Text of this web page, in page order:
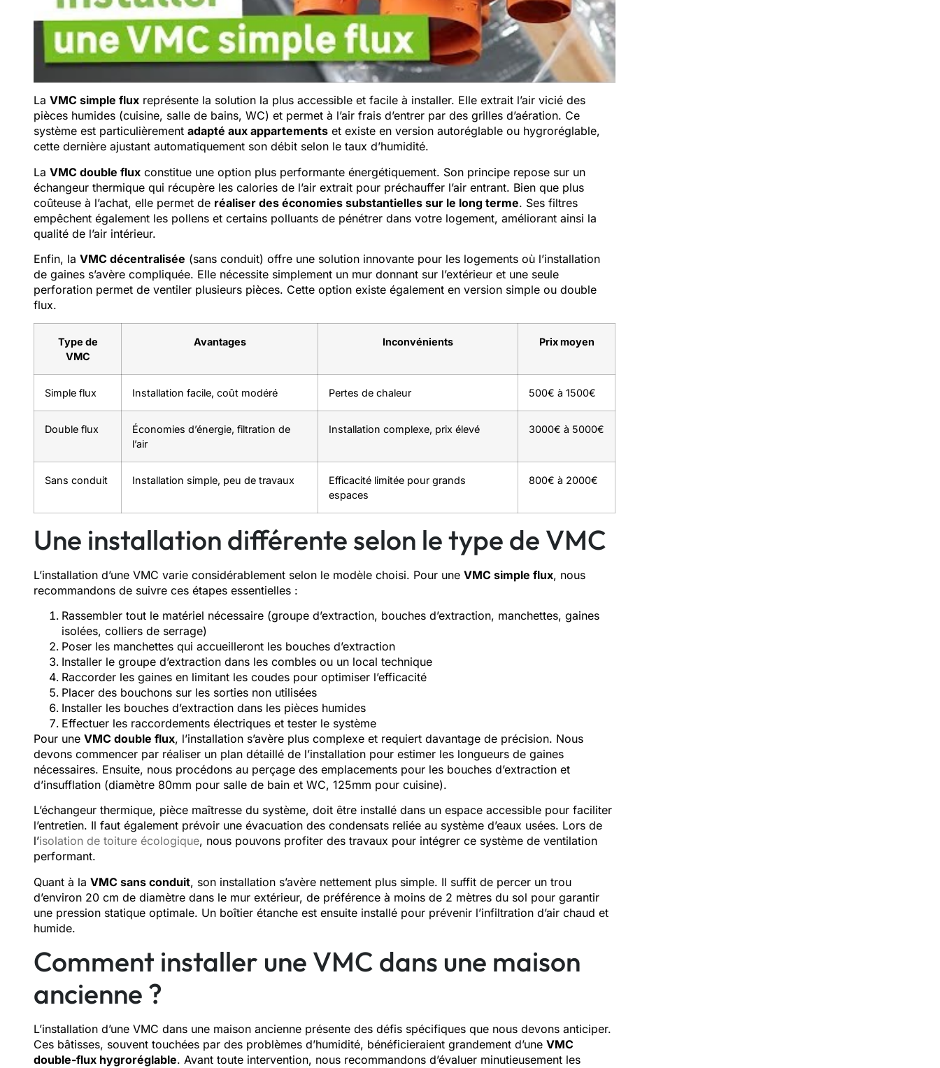
La VMC simple flux représente la solution la plus accessible et facile à installer. Elle extrait l’air vicié des
pièces humides (cuisine, salle de bains, WC) et permet à l’air frais d’entrer par des grilles d’aération. Ce
système est particulièrement adapté aux appartements et existe en version autoréglable ou hygroréglable,
cette dernière ajustant automatiquement son débit selon le taux d’humidité.
La VMC double flux constitue une option plus performante énergétiquement. Son principe repose sur un
échangeur thermique qui récupère les calories de l’air extrait pour préchauffer l’air entrant. Bien que plus
coûteuse à l’achat, elle permet de réaliser des économies substantielles sur le long terme. Ses filtres
empêchent également les pollens et certains polluants de pénétrer dans votre logement, améliorant ainsi la
qualité de l’air intérieur.
Enfin, la VMC décentralisée (sans conduit) offre une solution innovante pour les logements où l’installation
de gaines s’avère compliquée. Elle nécessite simplement un mur donnant sur l’extérieur et une seule
perforation permet de ventiler plusieurs pièces. Cette option existe également en version simple ou double
flux.
Type de
VMC
Avantages Inconvénients Prix moyen
Simple flux Installation facile, coût modéré Pertes de chaleur 500€ à 1500€
Double flux
Économies d’énergie, filtration de
l’air
Installation complexe, prix élevé 3000€ à 5000€
Sans conduit Installation simple, peu de travaux
Efficacité limitée pour grands
espaces
800€ à 2000€
Une installation différente selon le type de VMC
L’installation d’une VMC varie considérablement selon le modèle choisi. Pour une VMC simple flux, nous
recommandons de suivre ces étapes essentielles :
Rassembler tout le matériel nécessaire (groupe d’extraction, bouches d’extraction, manchettes, gaines
isolées, colliers de serrage)
Poser les manchettes qui accueilleront les bouches d’extraction
Installer le groupe d’extraction dans les combles ou un local technique
Raccorder les gaines en limitant les coudes pour optimiser l’efficacité
Placer des bouchons sur les sorties non utilisées
Installer les bouches d’extraction dans les pièces humides
Effectuer les raccordements électriques et tester le système
Pour une VMC double flux, l’installation s’avère plus complexe et requiert davantage de précision. Nous
devons commencer par réaliser un plan détaillé de l’installation pour estimer les longueurs de gaines
nécessaires. Ensuite, nous procédons au perçage des emplacements pour les bouches d’extraction et
d’insufflation (diamètre 80mm pour salle de bain et WC, 125mm pour cuisine).
L’échangeur thermique, pièce maîtresse du système, doit être installé dans un espace accessible pour faciliter
l’entretien. Il faut également prévoir une évacuation des condensats reliée au système d’eaux usées. Lors de
l’isolation de toiture écologique, nous pouvons profiter des travaux pour intégrer ce système de ventilation
performant.
Quant à la VMC sans conduit, son installation s’avère nettement plus simple. Il suffit de percer un trou
d’environ 20 cm de diamètre dans le mur extérieur, de préférence à moins de 2 mètres du sol pour garantir
une pression statique optimale. Un boîtier étanche est ensuite installé pour prévenir l’infiltration d’air chaud et
humide.
Comment installer une VMC dans une maison
ancienne ?
L’installation d’une VMC dans une maison ancienne présente des défis spécifiques que nous devons anticiper.
Ces bâtisses, souvent touchées par des problèmes d’humidité, bénéficieraient grandement d’une VMC
double-flux hygroréglable. Avant toute intervention, nous recommandons d’évaluer minutieusement les